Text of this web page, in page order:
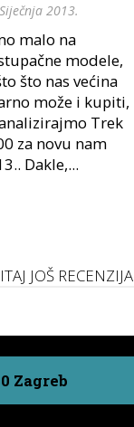
2013.
malo na
modele,
što nas većina
može i kupiti,
Trek
za novu nam
Dakle,...
JOŠ RECENZIJA
Zagreb